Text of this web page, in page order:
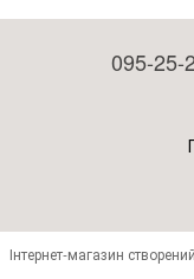
095-25-
Інтернет-магазин